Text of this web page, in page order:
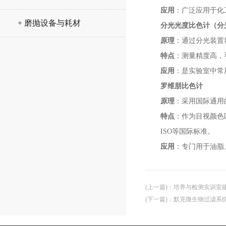
+ 磨抛设备与耗材
应用 ：广泛应用于
分光光度比色计（分
原理 ：通过分光装
特点 ：测量精度高
应用 ：是实验室中
罗维朋比色计
原理 ：采用国际通
特点 ：作为目视颜
ISO等国际标准。
应用 ：专门用于油
(上一篇) ： 培养与检测实训室
(下一篇) ： 默克微生物过滤系